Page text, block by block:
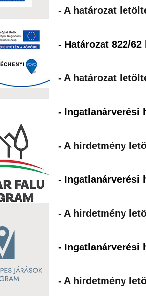
- A határozat
- Határozat 822/62
- A határozat
- Ingatlanárverési
- A hirdetmény
- Ingatlanárverési
- A hirdetmény
- Ingatlanárverési
- A hirdetmény